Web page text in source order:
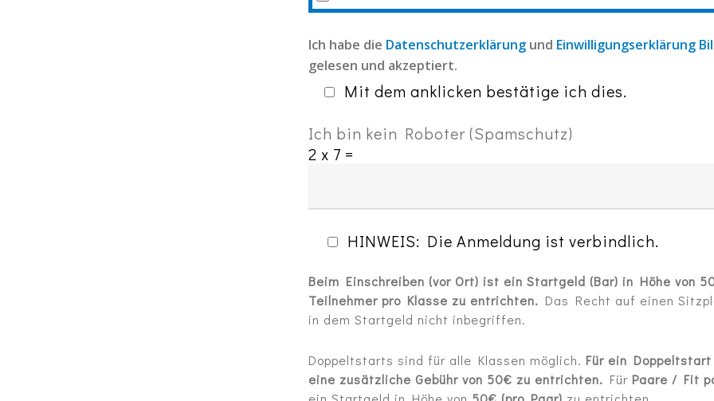
Ich habe die Datenschutzerklärung und Einwilligungserklärung
gelesen und akzeptiert.
Mit dem anklicken bestätige ich dies.
Ich bin kein Roboter (Spamschutz)
2 x 7 =
HINWEIS: Die Anmeldung ist verbindlich.
Beim Einschreiben (vor Ort) ist ein Startgeld (Bar) in Höhe von
Teilnehmer pro Klasse zu entrichten. Das Recht auf einen
in dem Startgeld nicht inbegriffen.
Doppeltstarts sind für alle Klassen möglich. Für ein
eine zusätzliche Gebühr von 50€ zu entrichten. Für Paare / Fit